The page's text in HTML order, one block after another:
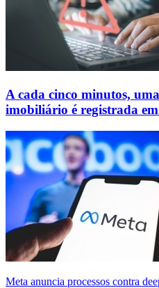
A cada cinco minutos,
imobiliário é registrada
Meta anuncia processos contra